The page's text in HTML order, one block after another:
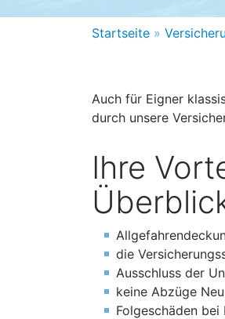
Startseite »
Auch für Eigner
durch unsere
Ihre
die
Ausschluss der
keine Abzüge
Folgeschäden